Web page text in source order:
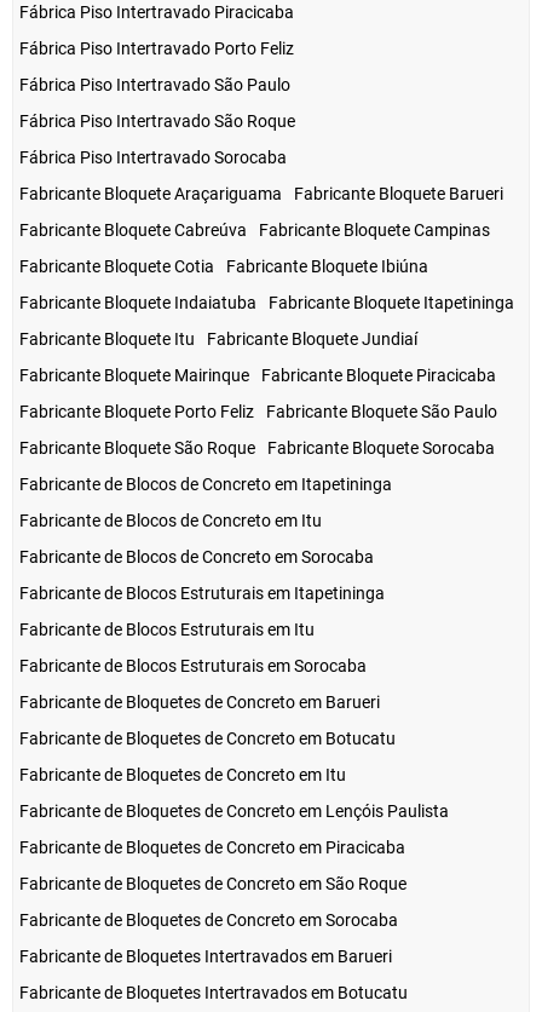
Fábrica Piso Intertravado Piracicaba
Fábrica Piso Intertravado Porto Feliz
Fábrica Piso Intertravado São Paulo
Fábrica Piso Intertravado São Roque
Fábrica Piso Intertravado Sorocaba
Fabricante Bloquete Araçariguama
Fabricante Bloquete Barueri
Fabricante Bloquete Cabreúva
Fabricante Bloquete Campinas
Fabricante Bloquete Cotia
Fabricante Bloquete Ibiúna
Fabricante Bloquete Indaiatuba
Fabricante Bloquete Itapetininga
Fabricante Bloquete Itu
Fabricante Bloquete Jundiaí
Fabricante Bloquete Mairinque
Fabricante Bloquete Piracicaba
Fabricante Bloquete Porto Feliz
Fabricante Bloquete São Paulo
Fabricante Bloquete São Roque
Fabricante Bloquete Sorocaba
Fabricante de Blocos de Concreto em Itapetininga
Fabricante de Blocos de Concreto em Itu
Fabricante de Blocos de Concreto em Sorocaba
Fabricante de Blocos Estruturais em Itapetininga
Fabricante de Blocos Estruturais em Itu
Fabricante de Blocos Estruturais em Sorocaba
Fabricante de Bloquetes de Concreto em Barueri
Fabricante de Bloquetes de Concreto em Botucatu
Fabricante de Bloquetes de Concreto em Itu
Fabricante de Bloquetes de Concreto em Lençóis Paulista
Fabricante de Bloquetes de Concreto em Piracicaba
Fabricante de Bloquetes de Concreto em São Roque
Fabricante de Bloquetes de Concreto em Sorocaba
Fabricante de Bloquetes Intertravados em Barueri
Fabricante de Bloquetes Intertravados em Botucatu